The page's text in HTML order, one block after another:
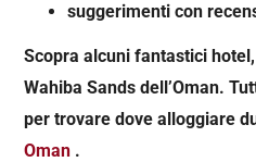
suggerimenti con
Scopra alcuni fantastici
Wahiba Sands dell’Oman.
per trovare dove alloggiare
Oman .